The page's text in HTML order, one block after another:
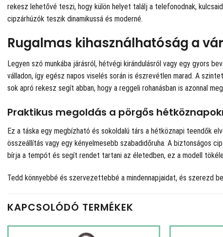
rekesz lehetővé teszi, hogy külön helyet találj a telefonodnak,
cipzárhúzók teszik dinamikussá és moderné.
Rugalmas kihasználhatóság a
Legyen szó munkába járásról, hétvégi kirándulásról vagy egy gyors
válladon, így egész napos viselés során is észrevétlen marad. A
sok apró rekesz segít abban, hogy a reggeli rohanásban is azonnal
Praktikus megoldás a pörgős
Ez a táska egy megbízható és sokoldalú társ a hétköznapi teendők
összeállítás vagy egy kényelmesebb szabadidőruha. A biztonságos
bírja a tempót és segít rendet tartani az életedben, ez a modell
Tedd könnyebbé és szervezettebbé a mindennapjaidat, és szerezd
KAPCSOLÓDÓ TERMÉKEK